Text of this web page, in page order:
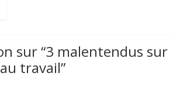
sur “3 malentendus sur
travail”